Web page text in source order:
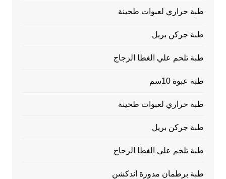
طبة حراري لعبوات طحينة
طبة جركن بريل
طبة تلحم علي الغطا الزجاج
طبة عبوة 10سم
طبة حراري لعبوات طحينة
طبة جركن بريل
طبة تلحم علي الغطا الزجاج
طبة برطمان مدورة اندكشن